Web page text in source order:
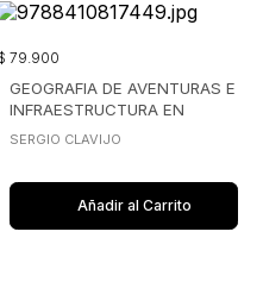
$ 79.900
GEOGRAFIA DE AVENTURAS E
INFRAESTRUCTURA EN
COLOMBIA
SERGIO CLAVIJO
Añadir al Carrito